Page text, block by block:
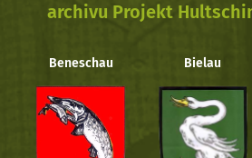
archivu Projekt
Beneschau Bielau